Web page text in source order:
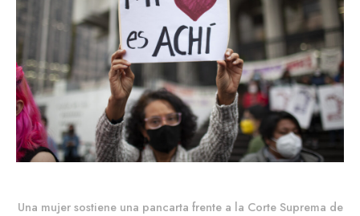
Una mujer sostiene una pancarta frente a la Corte Suprema de